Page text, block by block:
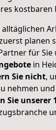
kostbaren
planen
für Sie
in
Sie nicht,
nehmen
Sie unserer